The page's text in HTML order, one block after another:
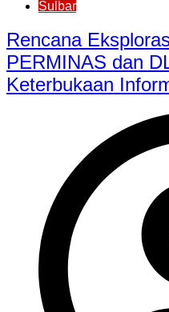
Sulbar
Rencana
PERMINAS dan
Keterbukaan